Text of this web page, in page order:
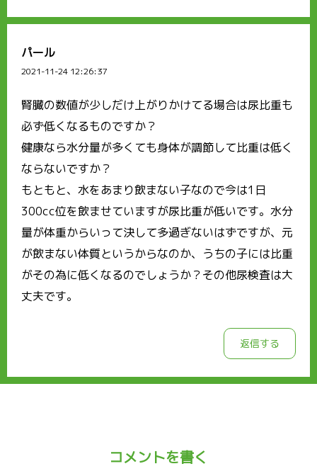
パール
2021-11-24 12:26:37
腎臓の数値が少しだけ上がりかけてる場合は尿比重も
必ず低くなるものですか？
健康なら水分量が多くても身体が調節して比重は低く
ならないですか？
もともと、水をあまり飲まない子なので今は1日
300cc位を飲ませていますが尿比重が低いです。水分
量が体重からいって決して多過ぎないはずですが、元
が飲まない体質というからなのか、うちの子には比重
がその為に低くなるのでしょうか？その他尿検査は大
丈夫です。
返信する
コメントを書く